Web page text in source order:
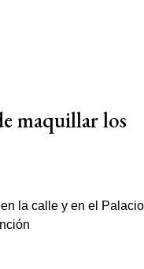
maquillar los